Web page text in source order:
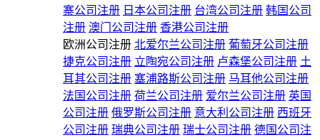
寨公司注册 日本公司注册 台湾公司注册 韩国公司
注册 澳门公司注册 香港公司注册
欧洲公司注册 北爱尔兰公司注册 葡萄牙公司注册
捷克公司注册 立陶宛公司注册 卢森堡公司注册 土
耳其公司注册 塞浦路斯公司注册 马耳他公司注册
法国公司注册 荷兰公司注册 爱尔兰公司注册 英国
公司注册 俄罗斯公司注册 意大利公司注册 西班牙
公司注册 瑞典公司注册 瑞士公司注册 德国公司注